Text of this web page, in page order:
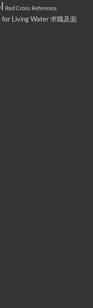
Red Cross Reference
for Living Water求職及面